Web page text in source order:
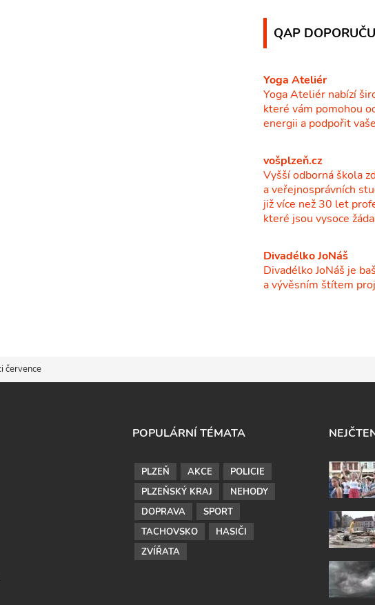
QAP
Yoga Ateliér
Yoga Ateliér nabízí
které vám pomohou
energii a podpořit
vošplzeň.cz
Vyšší odborná škola
a veřejnosprávních
již více než 30 let
které jsou vysoce
Divadélko JoNáš
Divadélko JoNáš je
a vývěsním štítem
července
POPULÁRNÍ TÉMATA
PLZEŇ AKCE
POLICIE
PLZEŇSKÝ KRAJ
NEHODY
DOPRAVA
SPORT
TACHOVSKO
HASIČI
ZVÍŘATA